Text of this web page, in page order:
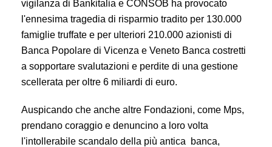
vigilanza di Bankitalia e CONSOB ha provocato
l'ennesima tragedia di risparmio tradito per 130.000
famiglie truffate e per ulteriori 210.000 azionisti di
Banca Popolare di Vicenza e Veneto Banca costretti
a sopportare svalutazioni e perdite di una gestione
scellerata per oltre 6 miliardi di euro.
Auspicando che anche altre Fondazioni, come Mps,
prendano coraggio e denuncino a loro volta
l'intollerabile scandalo della più antica banca,